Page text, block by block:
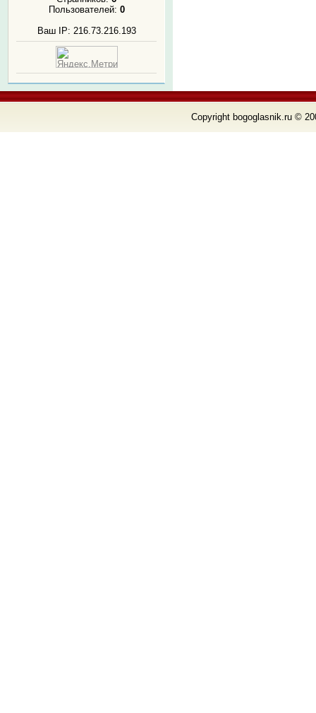
Пользователей: 0
Ваш IP: 216.73.216.193
Copyright bogoglasnik.ru ©